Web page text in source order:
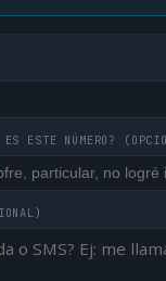
ESTE NÚMERO?